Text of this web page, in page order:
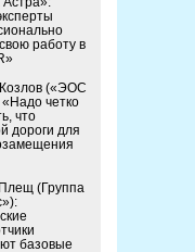
работу в
(«ЭОС
четко
что
дороги для
(Группа
базовые